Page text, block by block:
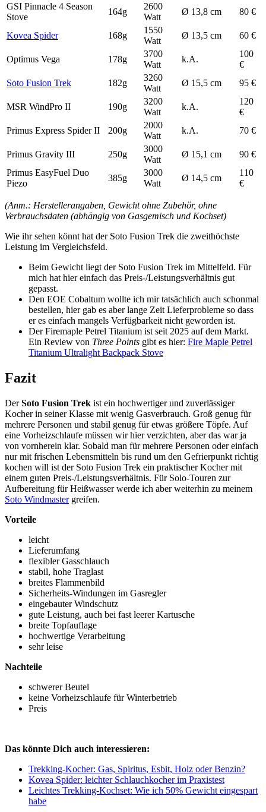
GSI Pinnacle 4 Season
Stove
164g
2600
Watt
Ø 13,8 cm 80 €
Kovea Spider 168g
1550
Watt
Ø 13,5 cm 60 €
Optimus Vega 178g
3700
Watt
k.A.
100
€
Soto Fusion Trek
182g
3260
Watt
Ø 15,5 cm 95 €
MSR WindPro II 190g
3200
Watt
k.A.
120
€
Primus Express Spider II
200g
2000
Watt
k.A. 70 €
Primus Gravity III 250g
3000
Watt
Ø 15,1 cm
90 €
Primus EasyFuel Duo
Piezo
385g
3000
Watt
Ø 14,5 cm
110
€
(Anm.: Herstellerangaben, Gewicht ohne Zubehör, ohne
Verbrauchsdaten (abhängig von Gasgemisch und Kochset)
Wie ihr sehen könnt hat der Soto Fusion Trek die zweithöchste
Leistung im Vergleichsfeld.
Beim Gewicht liegt der Soto Fusion Trek im Mittelfeld. Für
mich hat hier einfach das Preis-/Leistungsverhältnis gut
gepasst.
Den EOE Cobaltum wollte ich mir tatsächlich auch schonmal
bestellen, hier gab es aber lange Zeit Lieferprobleme so dass
er es einfach mangels Verfügbarkeit nicht geworden ist.
Der Firemaple Petrel Titanium ist seit 2025 auf dem Markt.
Ein Review von Three Points gibt es hier: Fire Maple Petrel
Titanium Ultralight Backpack Stove
Fazit
DerSoto Fusion Trek ist ein hochwertiger und zuverlässiger
Kocher in seiner Klasse mit wenig Gasverbrauch. Groß genug für
mehrere Personen und stabil genug für etwas größere Töpfe. Auf
eine Vorheizschlaufe müssen wir hier verzichten, aber das war ja
von vornherein klar. Sobald man für mehrere Personen oder einfach
nur mit frischen Lebensmitteln bis rund um den Gefrierpunkt richtig
kochen will ist der Soto Fusion Trek ein praktischer Kocher mit
einem guten Preis-/Leistungsverhältnis. Für Solo-Touren zur
Aufbereitung für Heißwasser werde ich aber weiterhin zu meinem
Soto Windmastergreifen.
Vorteile
leicht
Lieferumfang
flexibler Gasschlauch
stabil, hohe Traglast
breites Flammenbild
Sicherheits-Windungen im Gasregler
eingebauter Windschutz
gute Leistung, auch bei fast leerer Kartusche
breite Topfauflage
hochwertige Verarbeitung
sehr leise
Nachteile
schwerer Beutel
keine Vorheizschlaufe für Winterbetrieb
Preis
Das könnte Dich auch interessieren:
Trekking-Kocher: Gas, Spiritus, Esbit, Holz oder Benzin?
Kovea Spider: leichter Schlauchkocher im Praxistest
Leichtes Trekking-Kochset: Wie ich 50% Gewicht eingespart
habe